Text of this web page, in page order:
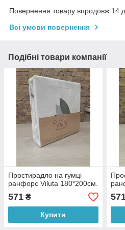
Повернення товару впродовж 14
Всі умови повернення
Подібні товари компанії
Простирадло на гумці
ранфорс Viluta 180*200см.
571 ₴
Купити